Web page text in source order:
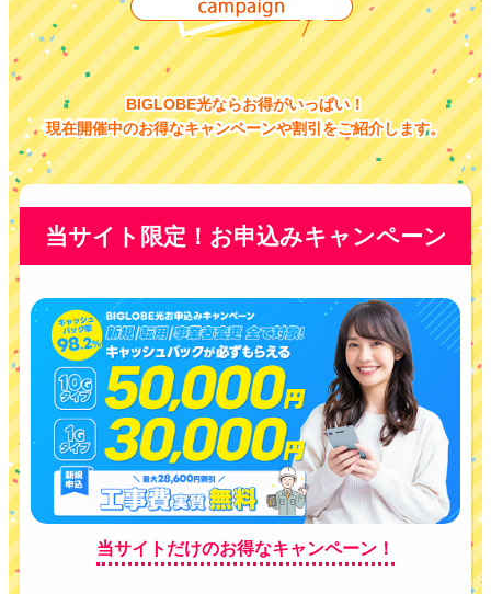
BIGLOBE光ならお得がいっぱい！
現在開催中のお得なキャンペーンや割引をご紹介します。
当サイト限定！お申込みキャンペーン
当サイトだけのお得なキャンペーン！